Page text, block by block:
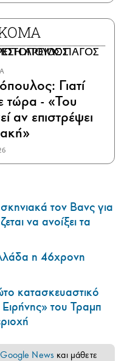
Γιατί
τώρα - «Του
αν επιστρέψει
τον Βανς για
να ανοίξει τα
η 46χρονη
κατασκευαστικό
του Τραμπ
Google News και μάθετε